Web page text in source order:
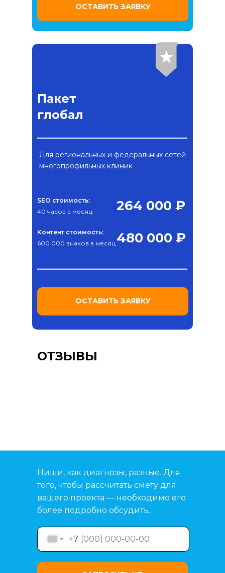
Пакет
глобал
264 000 ₽
Для региональных и федеральных сетей
многопрофильных клиник
SEO стоимость:
40 часов в месяц
480 000 ₽
Контент стоимость:
600 000 знаков в месяц
ОСТАВИТЬ ЗАЯВКУ
ОСТАВИТЬ ЗАЯВКУ
ОТЗЫВЫ
Ниши, как диагнозы, разные. Для
того, чтобы рассчитать смету для
вашего проекта — необходимо его
более подробно обсудить.
+7